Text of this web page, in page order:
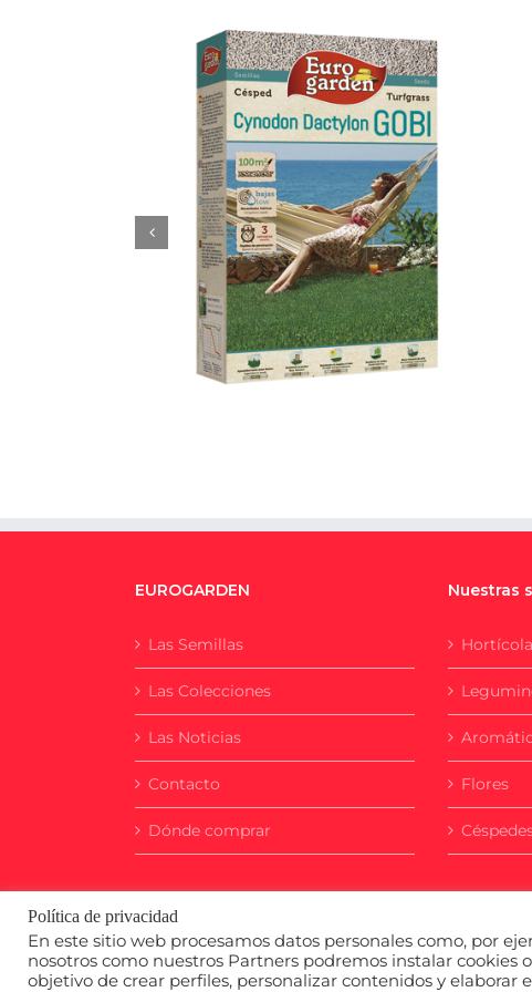
Cynodon Dactylon Gobi
EUROGARDEN
Las Semillas
Las Colecciones
Las Noticias
Contacto
Dónde comprar
Nuestras
Flores
Política de privacidad
En este sitio web procesamos datos personales como, por
nosotros como nuestros Partners podremos instalar
objetivo de crear perfiles, personalizar contenidos y